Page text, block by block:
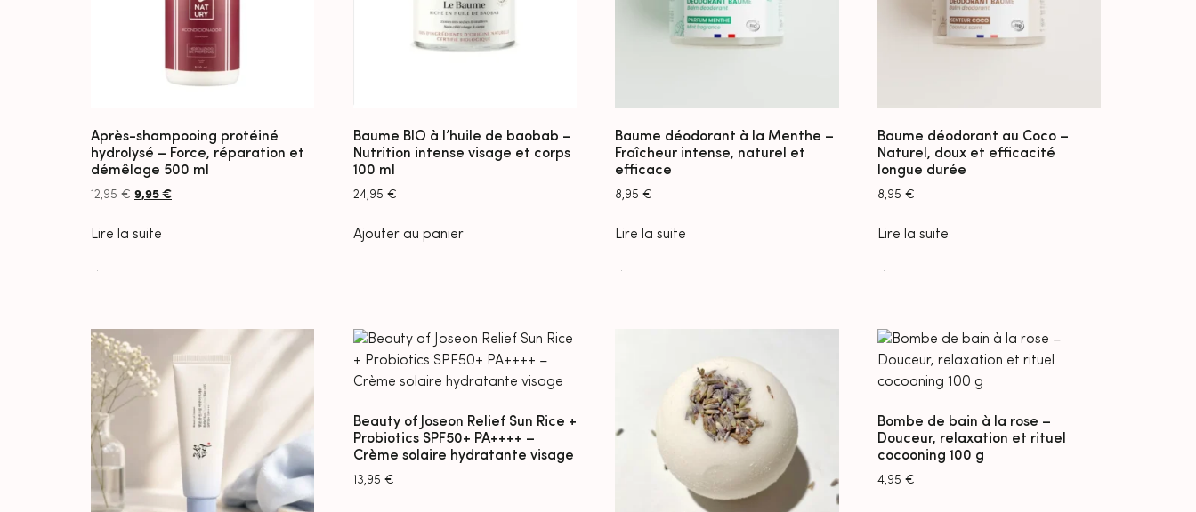
Après-shampooing protéiné
hydrolysé – Force, réparation et
démêlage 500 ml
12,95€ 9,95 €
Lire la suite
Baume BIO à l’huile de baobab –
Nutrition intense visage et corps
100 ml
24,95 €
Ajouter au panier
Baume déodorant à la Menthe –
Fraîcheur intense, naturel et
efficace
8,95€
Lire la suite
Baume déodorant au Coco –
Naturel, doux et efficacité
longue durée
8,95€
Lire la suite
Beauty of Joseon Relief Sun Rice +
Probiotics SPF50+ PA++++ –
Crème solaire hydratante visage
13,95 €
Bombe de bain à la rose –
Douceur, relaxation et rituel
cocooning 100 g
4,95€